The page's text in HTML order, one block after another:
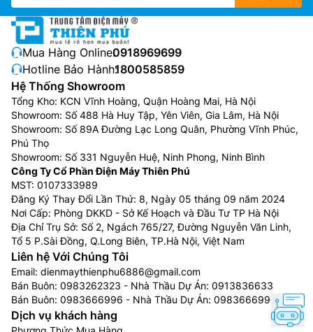
Mua Hàng Online:0918969699
Hotline Bảo Hành:1800585859
Hệ Thống Showroom
Tổng Kho: KCN Vĩnh Hoàng, Quận Hoàng Mai, Hà Nội
Showroom: Số 488 Hà Huy Tập, Yên Viên, Gia Lâm, Hà Nội
Showroom: Số 89A Đường Lạc Long Quân, Phường Vĩnh Phúc,
Phú Thọ
Showroom: Số 331 Nguyễn Huệ, Ninh Phong, Ninh Bình
Công Ty Cổ Phần Điện Máy Thiên Phú
MST: 0107333989
Đăng Ký Thay Đổi Lần Thứ: 8, Ngày 05 tháng 09 năm 2024
Nơi Cấp: Phòng DKKD - Sở Kế Hoạch và Đầu Tư TP Hà Nội
Địa Chỉ Trụ Sở: Số 2, Ngách 765/27, Đường Nguyễn Văn Linh,
Tổ 5 P.Sài Đồng, Q.Long Biên, TP.Hà Nội, Việt Nam
Liên hệ Với Chúng Tôi
Email: dienmaythienphu6886@gmail.com
Bán Buôn: 0983262323 - Nhà Thầu Dự Án: 0913836633
Bán Buôn: 0983666996 - Nhà Thầu Dự Án: 0983666996
Dịch vụ khách hàng